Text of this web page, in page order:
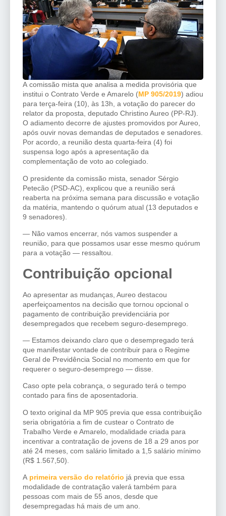
A comissão mista que analisa a medida provisória que
institui o Contrato Verde e Amarelo (MP 905/2019) adiou
para terça-feira (10), às 13h, a votação do parecer do
relator da proposta, deputado Christino Aureo (PP-RJ).
O adiamento decorre de ajustes promovidos por Aureo,
após ouvir novas demandas de deputados e senadores.
Por acordo, a reunião desta quarta-feira (4) foi
suspensa logo após a apresentação da
complementação de voto ao colegiado.
O presidente da comissão mista, senador Sérgio
Petecão (PSD-AC), explicou que a reunião será
reaberta na próxima semana para discussão e votação
da matéria, mantendo o quórum atual (13 deputados e
9 senadores).
— Não vamos encerrar, nós vamos suspender a
reunião, para que possamos usar esse mesmo quórum
para a votação — ressaltou.
Contribuição opcional
Ao apresentar as mudanças, Aureo destacou
aperfeiçoamentos na decisão que tornou opcional o
pagamento de contribuição previdenciária por
desempregados que recebem seguro-desemprego.
— Estamos deixando claro que o desempregado terá
que manifestar vontade de contribuir para o Regime
Geral de Previdência Social no momento em que for
requerer o seguro-desemprego — disse.
Caso opte pela cobrança, o segurado terá o tempo
contado para fins de aposentadoria.
O texto original da MP 905 previa que essa contribuição
seria obrigatória a fim de custear o Contrato de
Trabalho Verde e Amarelo, modalidade criada para
incentivar a contratação de jovens de 18 a 29 anos por
até 24 meses, com salário limitado a 1,5 salário mínimo
(R$ 1.567,50).
A primeira versão do relatório já previa que essa
modalidade de contratação valerá também para
pessoas com mais de 55 anos, desde que
desempregadas há mais de um ano.